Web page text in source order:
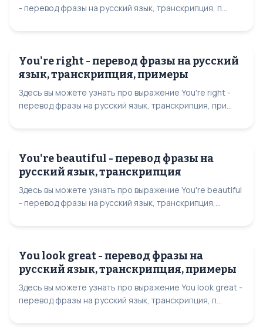
- перевод фразы на русский язык, транскрипция, п...
You're right - перевод фразы на русский
язык, транскрипция, примеры
Здесь вы можете узнать про выражение You're right -
перевод фразы на русский язык, транскрипция, при...
You're beautiful - перевод фразы на
русский язык, транскрипция
Здесь вы можете узнать про выражение You're beautiful
- перевод фразы на русский язык, транскрипция,...
You look great - перевод фразы на
русский язык, транскрипция, примеры
Здесь вы можете узнать про выражение You look great -
перевод фразы на русский язык, транскрипция, п...